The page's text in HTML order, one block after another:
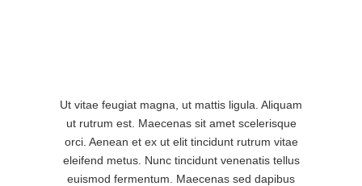
Ut vitae feugiat magna, ut mattis ligula. Aliquam
ut rutrum est. Maecenas sit amet scelerisque
orci. Aenean et ex ut elit tincidunt rutrum vitae
eleifend metus. Nunc tincidunt venenatis tellus
euismod fermentum. Maecenas sed dapibus